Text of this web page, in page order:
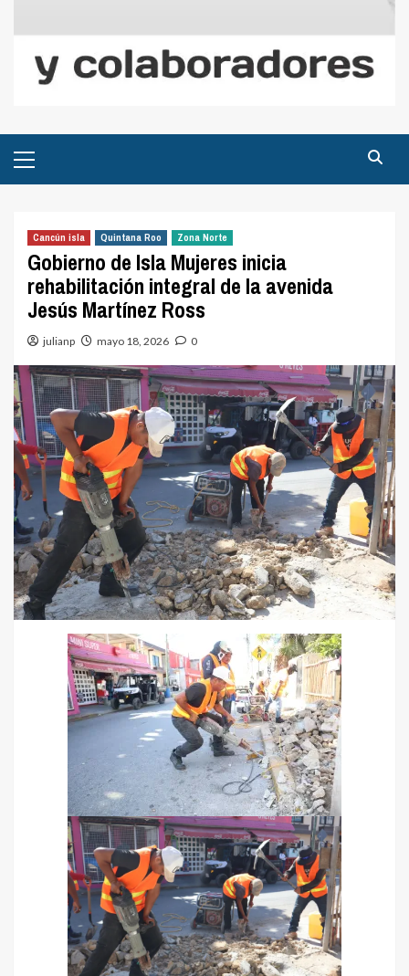
principal
Cancún isla Quintana Roo Zona Norte
Gobierno de Isla Mujeres inicia
rehabilitación integral de la avenida
Jesús Martínez Ross
julianp mayo 18, 2026 0